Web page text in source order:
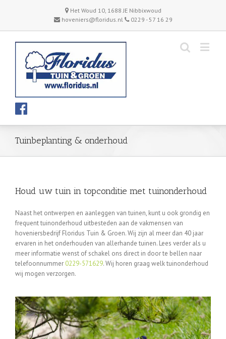
Het Woud 10, 1688 JE Nibbixwoud
hoveniers@floridus.nl
0229 - 57 16 29
Tuinbeplanting & onderhoud
Houd uw tuin in topconditie met tuinonderhoud
Naast het ontwerpen en aanleggen van tuinen, kunt u ook grondig en
frequent tuinonderhoud uitbesteden aan de vakmensen van
hoveniersbedrijf Floridus Tuin & Groen. Wij zijn al meer dan 40 jaar
ervaren in het onderhouden van allerhande tuinen. Lees verder als u
meer informatie wenst of schakel ons direct in door te bellen naar
telefoonnummer 0229-571629. Wij horen graag welk tuinonderhoud
wij mogen verzorgen.